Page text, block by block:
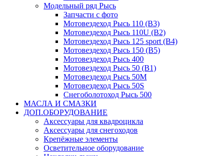
Модельный ряд Рысь
Запчасти с фото
Мотовездеход Рысь 110 (B3)
Мотовездеход Рысь 110U (B2)
Мотовездеход Рысь 125 sport (B4)
Мотовездеход Рысь 150 (B5)
Мотовездеход Рысь 400
Мотовездеход Рысь 50 (B1)
Мотовездеход Рысь 50M
Мотовездеход Рысь 50S
Снегоболотоход Рысь 500
МАСЛА И СМАЗКИ
ДОП.ОБОРУДОВАНИЕ
Аксессуары для квадроцикла
Аксессуары для снегоходов
Крепёжные элементы
Осветительное оборудование